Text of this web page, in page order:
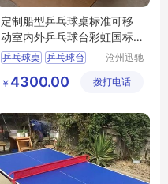
定制船型乒乓球桌标准可移
动室内外乒乓球台彩虹国标
厂家
乒乓球桌 乒乓球台
移动式乒乓球台
沧州迅驰
有限公司
￥ 4300.00 拨打电话